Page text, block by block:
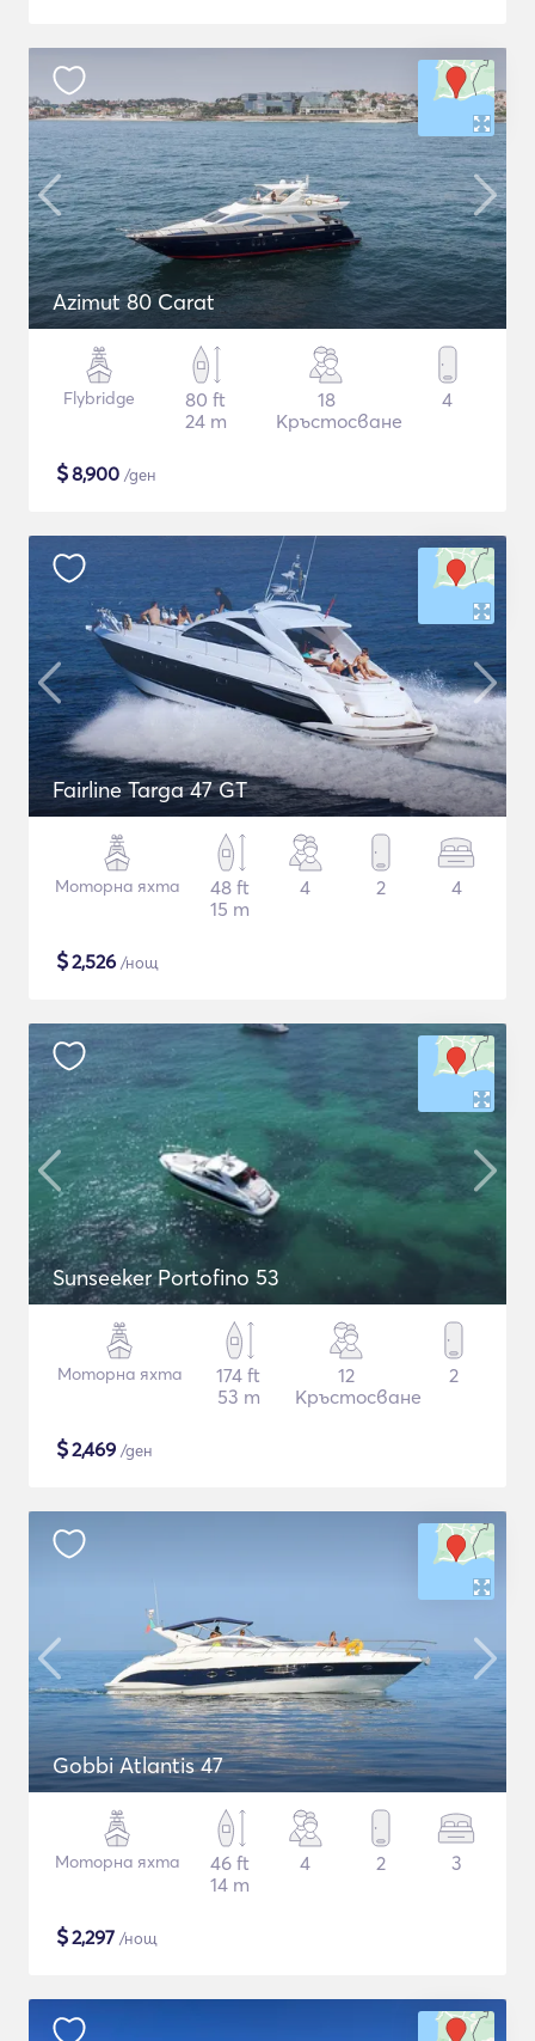
Azimut 80 Carat
Flybridge
80 ft
24 m
18
Кръстосване
4
$8,900 /ден
Fairline Targa 47 GT
Моторна яхта
48 ft
15 m
4 2 4
$2,526 /нощ
Sunseeker Portofino 53
Моторна яхта
174 ft
53 m
12
Кръстосване
2
$2,469 /ден
Gobbi Atlantis 47
Моторна яхта
46 ft
14 m
4 2 3
$2,297 /нощ